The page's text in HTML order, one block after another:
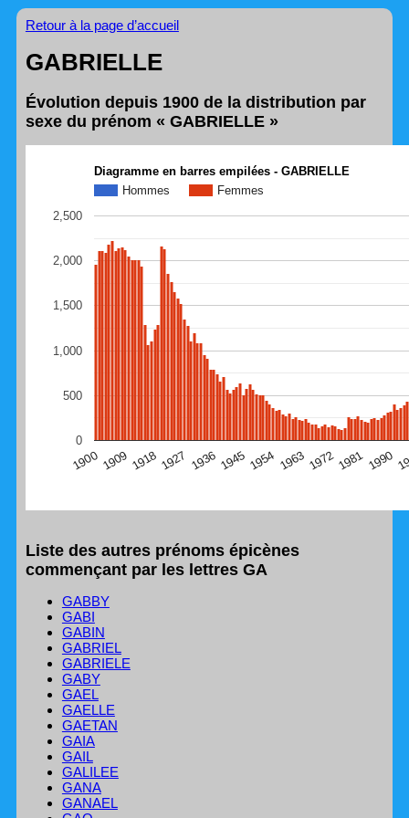
Retour à la page d’accueil
GABRIELLE
Évolution depuis 1900 de la distribution par
sexe du prénom « GABRIELLE »
Diagramme en barres empilées - GABRIELLE
Hommes
Femmes
1900 1909 1918 1927 1936 1945 1954 1963 19721981 1990
0
500
1,000
1,500
2,000
2,500
(Graphique Google Charts, non compatible avec le
navigateur Safari en ce moment)
Liste des autres prénoms épicènes
commençant par les lettres GA
GABBY
GABI
GABIN
GABRIEL
GABRIELE
GABY
GAEL
GAELLE
GAETAN
GAIA
GAIL
GALILEE
GANA
GANAEL